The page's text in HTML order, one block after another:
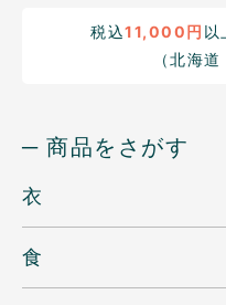
税込11,000円 以
（北海
─ 商品をさがす
衣
食